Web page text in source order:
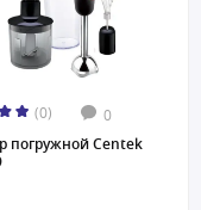
(0) 0
погружной Centek